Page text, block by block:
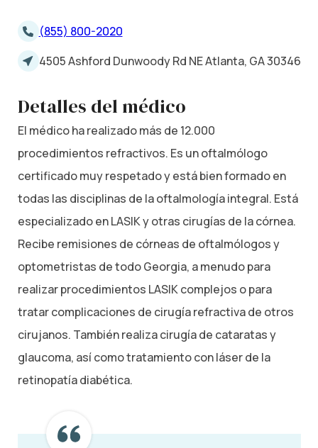
(855) 800-2020
4505 Ashford Dunwoody Rd NE Atlanta, GA 30346
Detalles del médico
El médico ha realizado más de 12.000
procedimientos refractivos. Es un oftalmólogo
certificado muy respetado y está bien formado en
todas las disciplinas de la oftalmología integral. Está
especializado en LASIK y otras cirugías de la córnea.
Recibe remisiones de córneas de oftalmólogos y
optometristas de todo Georgia, a menudo para
realizar procedimientos LASIK complejos o para
tratar complicaciones de cirugía refractiva de otros
cirujanos. También realiza cirugía de cataratas y
glaucoma, así como tratamiento con láser de la
retinopatía diabética.